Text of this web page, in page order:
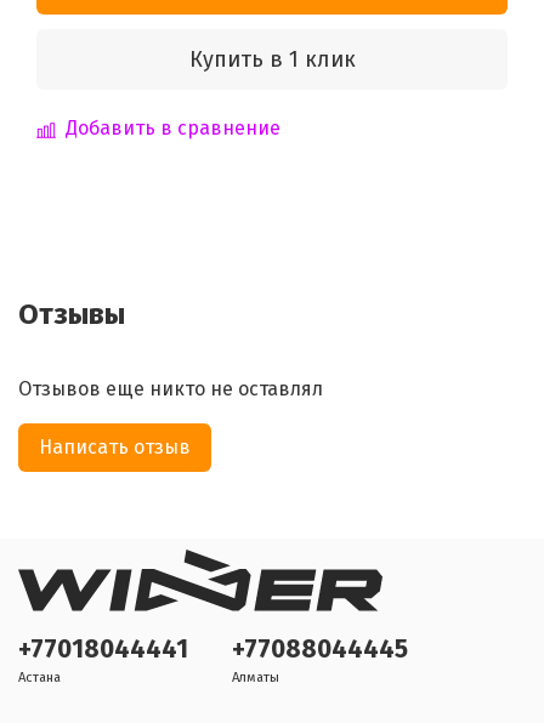
Купить в 1 клик
Добавить в сравнение
Отзывы
Отзывов еще никто не оставлял
Написать отзыв
+77018044441
Астана
+77088044445
Алматы